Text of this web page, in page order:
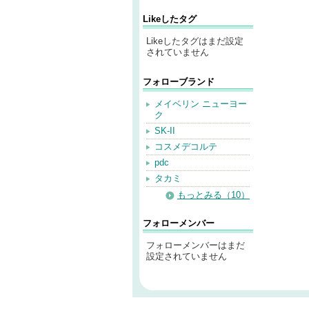
Likeしたタグ
Likeしたタグはまだ設定
されていません
フォローブランド
メイベリン ニューヨー
ク
SK-II
コスメデコルテ
pdc
タカミ
もっとみる（10）
フォローメンバー
フォローメンバーはまだ
設定されていません